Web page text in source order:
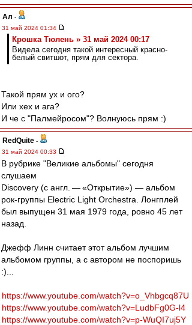
Ал -
31 май 2024 01:34
Крошка Тюлень » 31 май 2024 00:17
Видела сегодня такой интересный красно-
белый свитшот, прям для сектора.
Такой прям ух и ого?
Или хех и ага?
И че с "Палмейросом"? Волнуюсь прям :)
RedQuite -
31 май 2024 00:33
В рубрике "Великие альбомы" сегодня
слушаем
Discovery (с англ. — «Открытие») — альбом
рок-группы Electric Light Orchestra. Лонгплей
был выпущен 31 мая 1979 года, ровно 45 лет
назад.
Джефф Линн считает этот альбом лучшим
альбомом группы, а с автором не поспоришь
:)...
https://www.youtube.com/watch?v=o_Vhbgcq87U
https://www.youtube.com/watch?v=LudbFg0G-l4
https://www.youtube.com/watch?v=p-WuQI7uj5Y